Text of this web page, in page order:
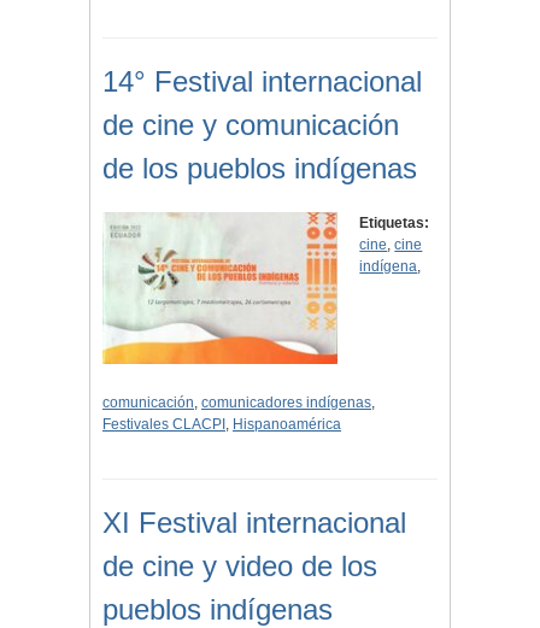
14° Festival internacional
de cine y comunicación
de los pueblos indígenas
Etiquetas:
cine,cine
indígena,
comunicación, comunicadores indígenas,
Festivales CLACPI , Hispanoamérica
XI Festival internacional
de cine y video de los
pueblos indígenas